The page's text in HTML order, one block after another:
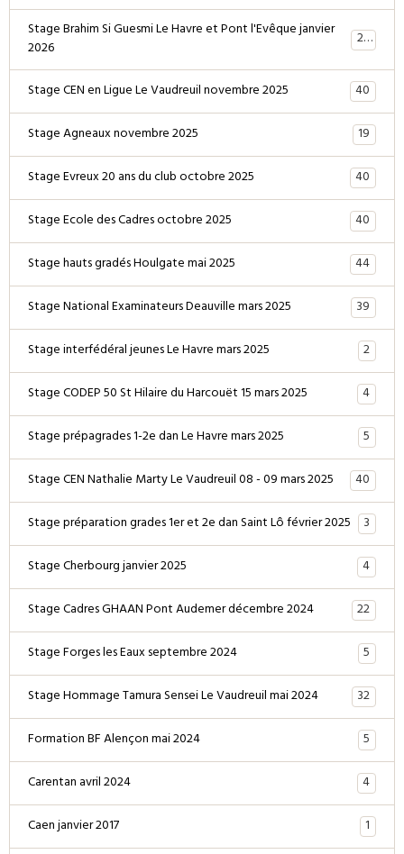
Stage Brahim Si Guesmi Le Havre et Pont l'Evêque janvier
2026 28
Stage CEN en Ligue Le Vaudreuil novembre 2025
40
Stage Agneaux novembre 2025
19
Stage Evreux 20 ans du club octobre 2025
40
Stage Ecole des Cadres octobre 2025
40
Stage hauts gradés Houlgate mai 2025
44
Stage National Examinateurs Deauville mars 2025
39
Stage interfédéral jeunes Le Havre mars 2025
2
Stage CODEP 50 St Hilaire du Harcouët 15 mars 2025
4
Stage prépagrades 1-2e dan Le Havre mars 2025
5
Stage CEN Nathalie Marty Le Vaudreuil 08 - 09 mars 2025
40
Stage préparation grades 1er et 2e dan Saint Lô février 2025 3
Stage Cherbourg janvier 2025
4
Stage Cadres GHAAN Pont Audemer décembre 2024
22
Stage Forges les Eaux septembre 2024
5
Stage Hommage Tamura Sensei Le Vaudreuil mai 2024
32
Formation BF Alençon mai 2024
5
Carentan avril 2024
4
Caen janvier 2017
1